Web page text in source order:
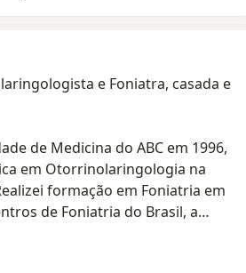
e Foniatra, casada e
de Medicina do ABC em 1996,
em Otorrinolaringologia na
formação em Foniatria em
de Foniatria do Brasil, a
Título de especialista em
área de atuação em Foniatria